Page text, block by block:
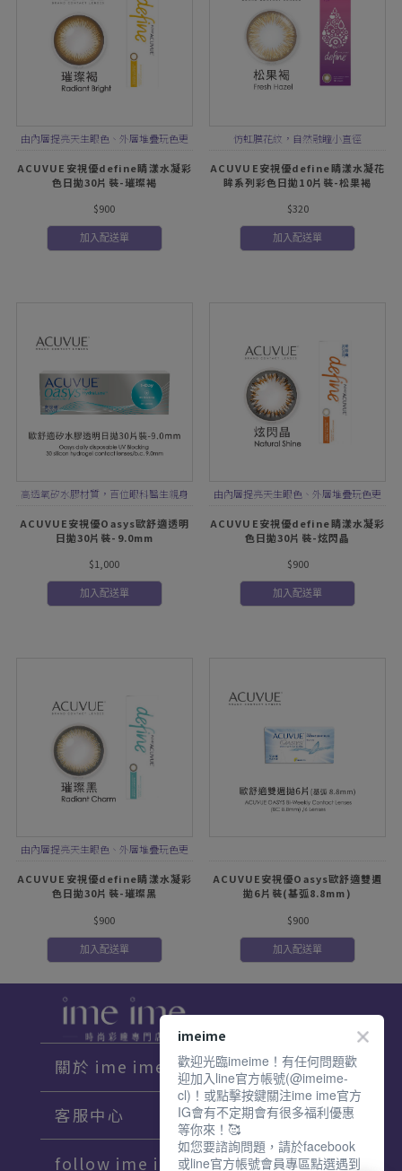
由內層提亮天生眼色、外層堆疊玩色更
細緻，再加上外環圈提亮對比更有神
ACUVUE安視優define睛漾水凝彩
色日拋30片裝-璀璨褐
$900
加入配送單
仿虹膜花紋，自然融瞳小直徑
ACUVUE安視優define睛漾水凝花
眸系列彩色日拋10片裝-松果褐
$320
加入配送單
高透氧矽水膠材質，百位眼科醫生親身
體驗推薦，舒適配戴14小時！
ACUVUE安視優Oasys歐舒適透明
日拋30片裝-9.0mm
$1,000
加入配送單
由內層提亮天生眼色、外層堆疊玩色更
細緻，再加上外環圈提亮對比更有神
ACUVUE安視優define睛漾水凝彩
色日拋30片裝-炫閃晶
$900
加入配送單
由內層提亮天生眼色、外層堆疊玩色更
細緻，再加上外環圈提亮對比更有神
ACUVUE安視優define睛漾水凝彩
色日拋30片裝-璀璨黑
$900
加入配送單
ACUVUE安視優Oasys歐舒適雙週
拋6片裝(基弧8.8mm)
$900
加入配送單
關於 ime ime
客服中心
follow ime ime♡
imeime
歡迎光臨imeime！有任何問題歡
迎加入line官方帳號(@imeime-
cl)！或點擊按鍵關注ime ime官方
IG會有不定期會有很多福利優惠
等你來！🥰
如您要諮詢問題，請於facebook
或line官方帳號會員專區點選遇到